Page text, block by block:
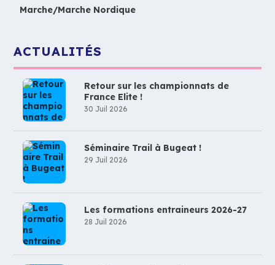
Marche/Marche Nordique
ACTUALITÉS
Retour sur les championnats de
France Elite !
30 Juil 2026
Séminaire Trail à Bugeat !
29 Juil 2026
Les formations entraineurs 2026-27
28 Juil 2026